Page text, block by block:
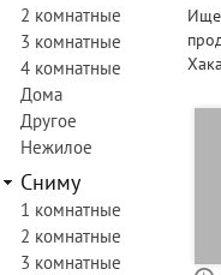
2 комнатные
3 комнатные
4 комнатные
Дома
Другое
Нежилое
Сниму
1 комнатные
2 комнатные
3 комнатные